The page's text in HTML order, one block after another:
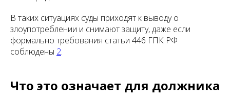
В таких ситуациях суды приходят к выводу о
злоупотреблении и снимают защиту, даже если
формально требования статьи 446 ГПК РФ
соблюдены 2.
Что это означает для должника